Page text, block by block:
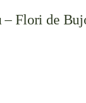
– Flori de